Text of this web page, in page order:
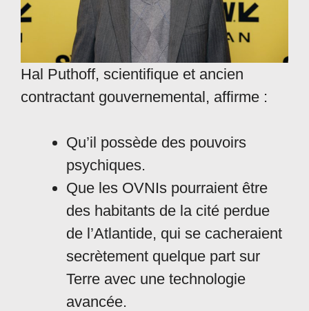
Hal Puthoff, scientifique et ancien
contractant gouvernemental, affirme :
Qu’il possède des pouvoirs
psychiques.
Que les OVNIs pourraient être
des habitants de la cité perdue
de l’Atlantide, qui se cacheraient
secrètement quelque part sur
Terre avec une technologie
avancée.